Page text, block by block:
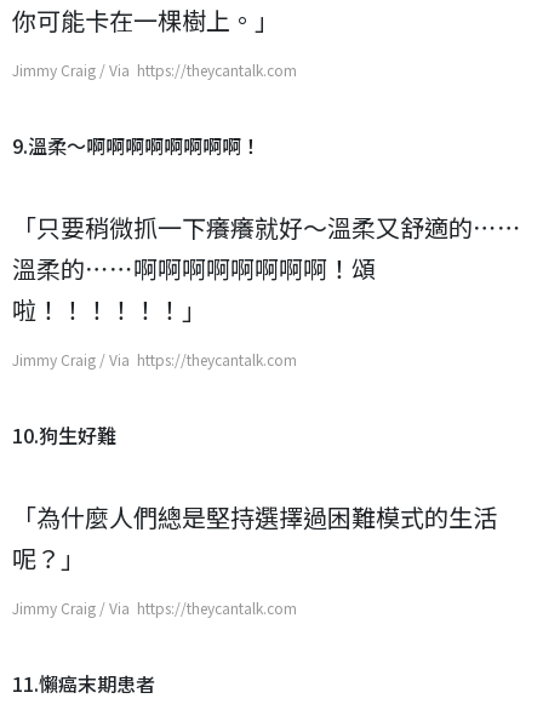
你可能卡在一棵樹上。」
Jimmy Craig / Via https://theycantalk.com
9.溫柔～啊啊啊啊啊啊啊啊！
「只要稍微抓一下癢癢就好～溫柔又舒適的⋯⋯
溫柔的⋯⋯啊啊啊啊啊啊啊啊！頌
啦！！！！！！」
Jimmy Craig / Via https://theycantalk.com
10.狗生好難
「為什麼人們總是堅持選擇過困難模式的生活
呢？」
Jimmy Craig / Via https://theycantalk.com
11.懶癌末期患者